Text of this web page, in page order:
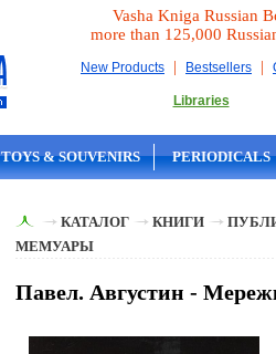
Vasha Kniga Russian
more than 125,000
New Products | Bestsellers |
Libraries
TOYS & SOUVENIRS PERIODICALS
КАТАЛОГ КНИГИ
МЕМУАРЫ
Павел. Августин -